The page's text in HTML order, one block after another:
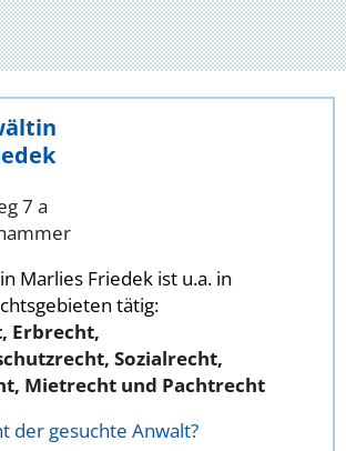
7 a
Marlies Friedek ist u.a. in
tätig:
Erbrecht,
Sozialrecht,
Mietrecht und Pachtrecht
der gesuchte Anwalt?